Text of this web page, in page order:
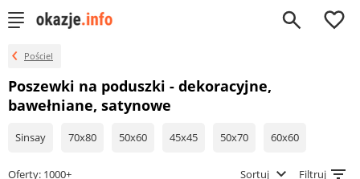
0
Pościel
Poszewki na poduszki - dekoracyjne,
bawełniane, satynowe
Sinsay 70x80 50x60 45x45 50x70 60x60
Oferty: 1000+ Sortuj Filtruj